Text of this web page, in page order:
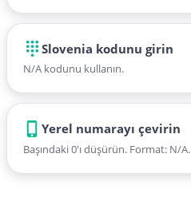
Slovenia kodunu girin
N/A kodunu kullanın.
Yerel numarayı çevirin
Başındaki 0'ı düşürün. Format: N/A.